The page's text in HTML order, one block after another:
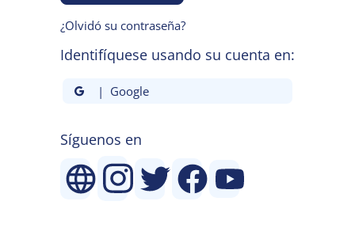
¿Olvidó su contraseña?
Identifíquese usando su cuenta en:
| Google
Síguenos en